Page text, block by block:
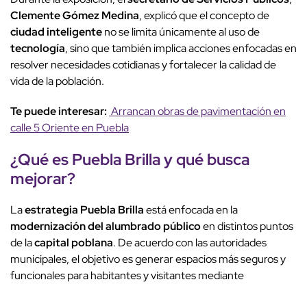
Clemente Gómez Medina, explicó que el concepto de
ciudad inteligenteno se limita únicamente al uso de
tecnología, sino que también implica acciones enfocadas en
resolver necesidades cotidianas y fortalecer la calidad de
vida de la población.
Te puede interesar: Arrancan obras de pavimentación en
calle 5 Oriente en Puebla
¿Qué esPuebla Brillay qué busca
mejorar?
Laestrategia Puebla Brillaestá enfocada en la
modernización del alumbrado públicoen distintos puntos
de lacapital poblana. De acuerdo con las autoridades
municipales, el objetivo es generar espacios más seguros y
funcionales para habitantes y visitantes mediante